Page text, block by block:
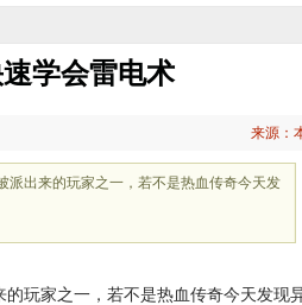
学会雷电术
来源：
派出来的玩家之一，若不是热血传奇今天发
玩家之一，若不是热血传奇今天发现